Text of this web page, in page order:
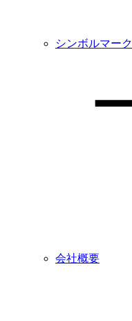
シンボルマーク
会社概要